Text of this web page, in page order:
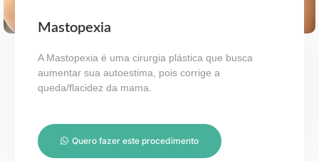
Mastopexia
A Mastopexia é uma cirurgia plástica que busca
aumentar sua autoestima, pois corrige a
queda/flacidez da mama.
Quero fazer este procedimento